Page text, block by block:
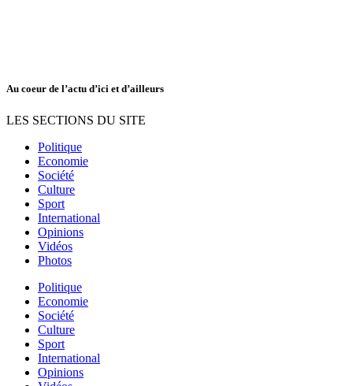
Au coeur de l’actu d’ici et d’ailleurs
LES SECTIONS DU SITE
Politique
Economie
Société
Culture
Sport
International
Opinions
Vidéos
Photos
Politique
Economie
Société
Culture
Sport
International
Opinions